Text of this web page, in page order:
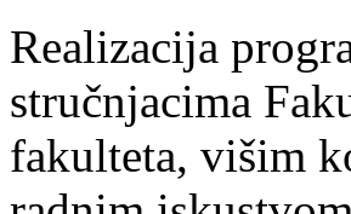
Realizacija
stručnjacima
fakulteta, višim